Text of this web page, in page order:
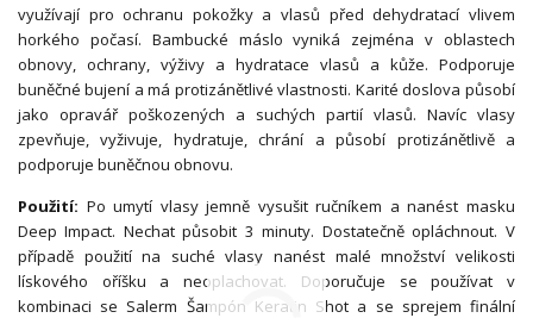
využívají pro ochranu pokožky a vlasů před dehydratací vlivem
horkého počasí. Bambucké máslo vyniká zejména v oblastech
obnovy, ochrany, výživy a hydratace vlasů a kůže. Podporuje
buněčné bujení a má protizánětlivé vlastnosti. Karité doslova působí
jako opravář poškozených a suchých partií vlasů. Navíc vlasy
zpevňuje, vyživuje, hydratuje, chrání a působí protizánětlivě a
podporuje buněčnou obnovu.
Použití: Po umytí vlasy jemně vysušit ručníkem a nanést masku
Deep Impact. Nechat působit 3 minuty. Dostatečně opláchnout. V
případě použití na suché vlasy nanést malé množství velikosti
lískového oříšku a neoplachovat. Doporučuje se používat v
kombinaci se Salerm Šampón Keratin Shot a se sprejem finální